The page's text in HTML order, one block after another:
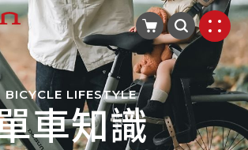
BICYCLE LIFESTYLE
車知識